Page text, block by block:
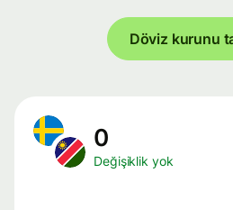
Döviz kurunu
0
Değişiklik yok